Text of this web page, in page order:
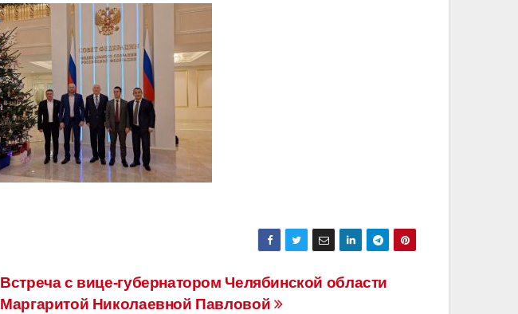
Встреча с вице-губернатором Челябинской области
Маргаритой Николаевной Павловой